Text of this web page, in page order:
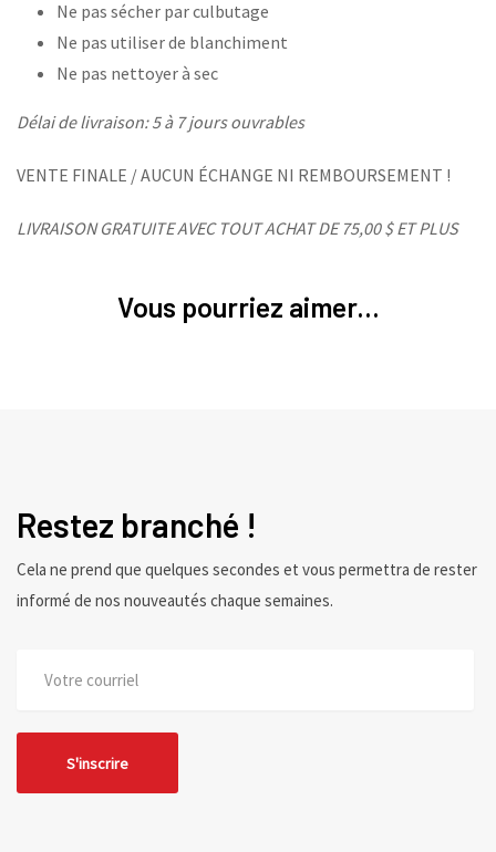
Ne pas sécher par culbutage
Ne pas utiliser de blanchiment
Ne pas nettoyer à sec
Délai de livraison: 5 à 7 jours ouvrables
VENTE FINALE / AUCUN ÉCHANGE NI REMBOURSEMENT !
LIVRAISON GRATUITE AVEC TOUT ACHAT DE 75,00 $ ET PLUS
Vous pourriez aimer...
Restez branché !
Cela ne prend que quelques secondes et vous permettra de rester
informé de nos nouveautés chaque semaines.